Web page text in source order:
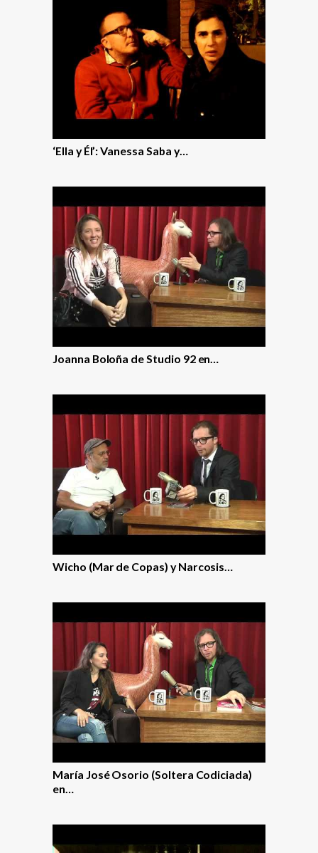
‘Ella y Él’: Vanessa Saba y…
Joanna Boloña de Studio 92 en…
Wicho (Mar de Copas) y Narcosis…
María José Osorio (Soltera Codiciada)
en…